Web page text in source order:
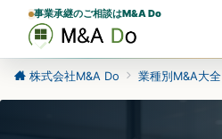
事業承継のご相談はM&A Do
株式会社M&A Do 業種別M&A大全